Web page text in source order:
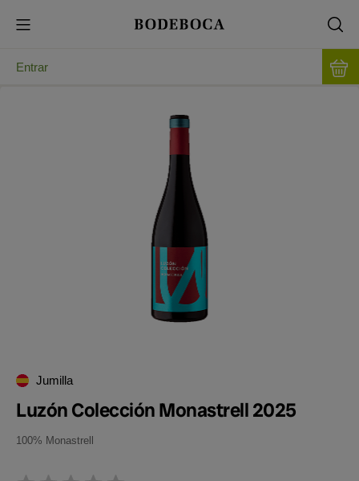
Entrar
Jumilla
Luzón Colección Monastrell 2025
100% Monastrell